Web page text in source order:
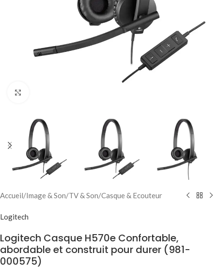
Accueil/Image & Son/TV & Son/Casque & Ecouteur
Logitech
Logitech Casque H570e Confortable,
abordable et construit pour durer (981-
000575)